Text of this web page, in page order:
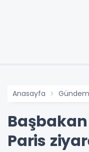
Anasayfa Gündem
Paris